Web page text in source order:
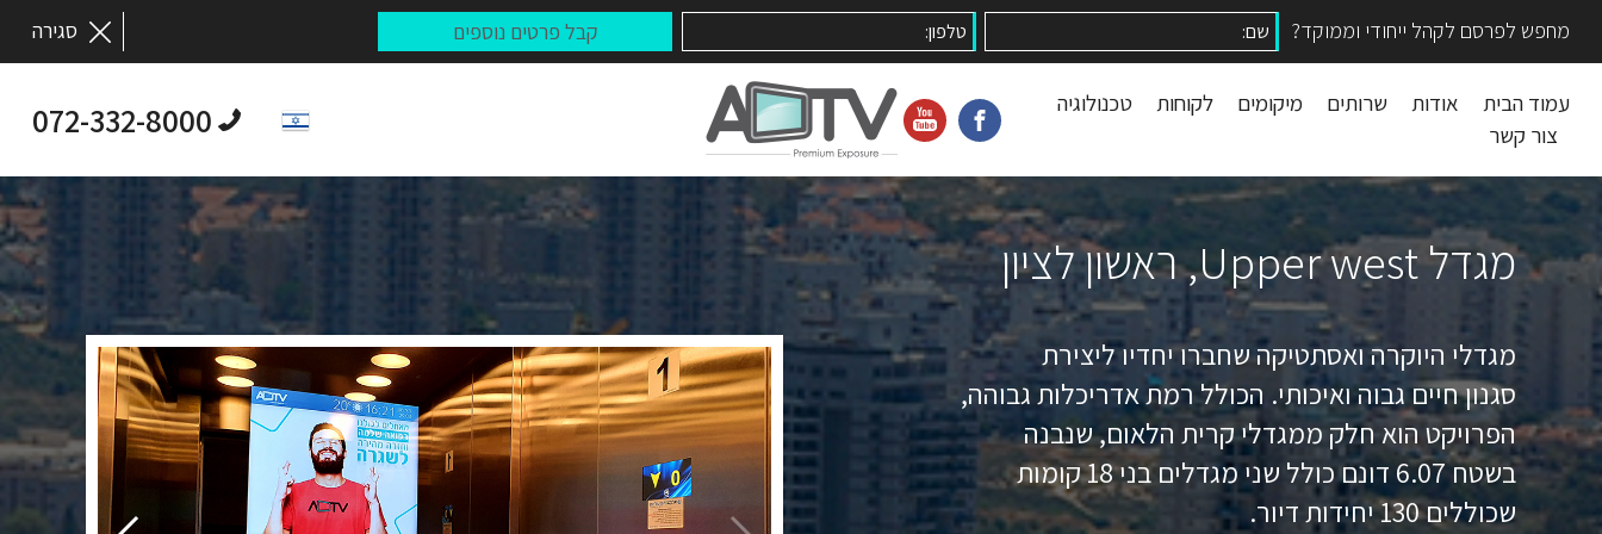
מחפש לפרסם לקהל ייחודי וממוקד? סגירה
עמוד הבית אודות שרותים מיקומים
מגדלי עסקים
מגדלי יוקרה ומגורים
מלונות ומרכזי שרות
לקוחות
טכנולוגיה
צור קשר
072-332-8000
מגדל Upper west, ראשון לציון
מגדלי היוקרה ואסתטיקה שחברו יחדיו ליצירת
סגנון חיים גבוה ואיכותי. הכולל רמת אדריכלות גבוהה,
הפרויקט הוא חלק ממגדלי קרית הלאום, שנבנה
בשטח 6.07 דונם כולל שני מגדלים בני 18 קומות
שכוללים 130 יחידות דיור.